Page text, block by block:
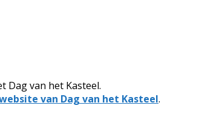
Dag van het Kasteel.
van Dag van het Kasteel.